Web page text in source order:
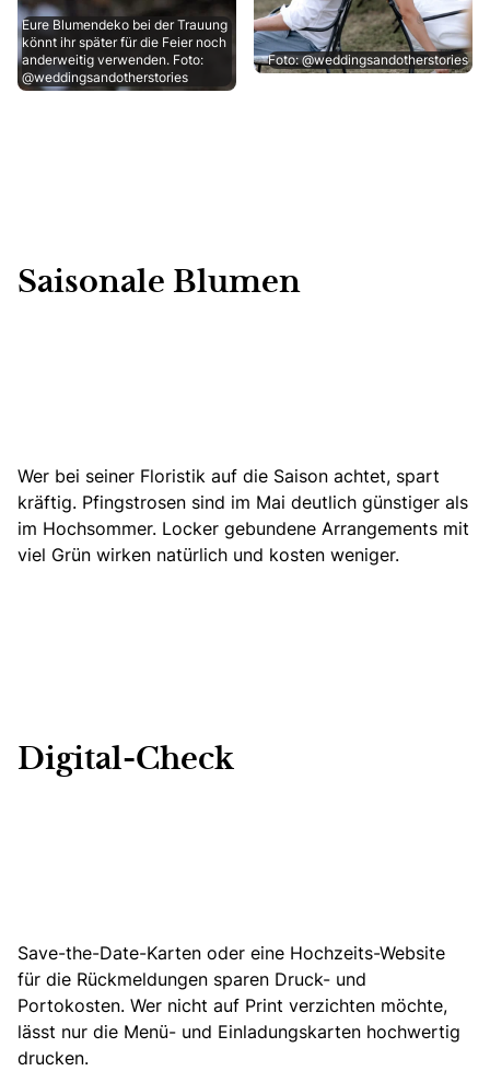
Eure Blumendeko bei der Trauung
könnt ihr später für die Feier noch
anderweitig verwenden. Foto:
@weddingsandotherstories
Foto: @weddingsandotherstories
Saisonale Blumen
Wer bei seiner Floristik auf die Saison achtet, spart
kräftig. Pfingstrosen sind im Mai deutlich günstiger als
im Hochsommer. Locker gebundene Arrangements mit
viel Grün wirken natürlich und kosten weniger.
Digital-Check
Save-the-Date-Karten oder eine Hochzeits-Website
für die Rückmeldungen sparen Druck- und
Portokosten. Wer nicht auf Print verzichten möchte,
lässt nur die Menü- und Einladungskarten hochwertig
drucken.